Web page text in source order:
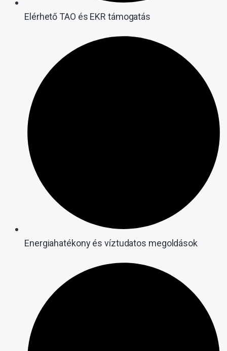
Elérhető TAO és EKR támogatás
Energiahatékony és víztudatos megoldások